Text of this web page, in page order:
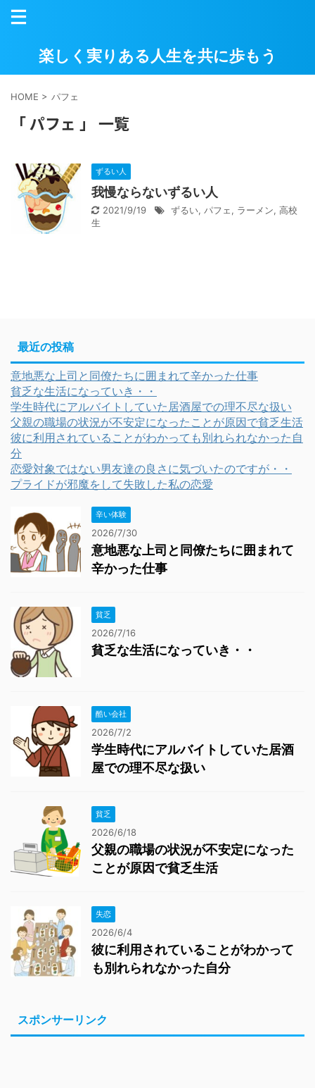
楽しく実りある人生を共に歩もう
HOME > パフェ
「 パフェ 」 一覧
ずるい人
我慢ならないずるい人
2021/9/19 ずるい, パフェ, ラーメン, 高校
生
最近の投稿
意地悪な上司と同僚たちに囲まれて辛かった仕事
貧乏な生活になっていき・・
学生時代にアルバイトしていた居酒屋での理不尽な扱い
父親の職場の状況が不安定になったことが原因で貧乏生活
彼に利用されていることがわかっても別れられなかった自
分
恋愛対象ではない男友達の良さに気づいたのですが・・
プライドが邪魔をして失敗した私の恋愛
辛い体験
2026/7/30
意地悪な上司と同僚たちに囲まれて
辛かった仕事
貧乏
2026/7/16
貧乏な生活になっていき・・
酷い会社
2026/7/2
学生時代にアルバイトしていた居酒
屋での理不尽な扱い
貧乏
2026/6/18
父親の職場の状況が不安定になった
ことが原因で貧乏生活
失恋
2026/6/4
彼に利用されていることがわかって
も別れられなかった自分
スポンサーリンク